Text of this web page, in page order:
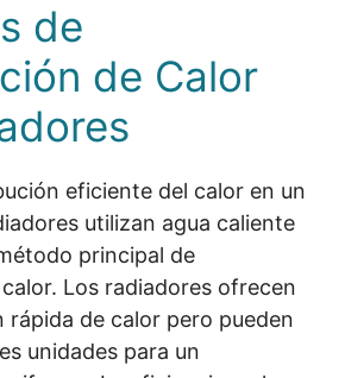
de
de Calor
eficiente del calor en un
utilizan agua caliente
principal de
Los radiadores ofrecen
rápida de calor pero pueden
unidades para un